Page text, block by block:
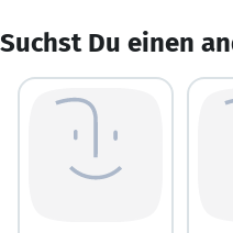
Suchst Du einen